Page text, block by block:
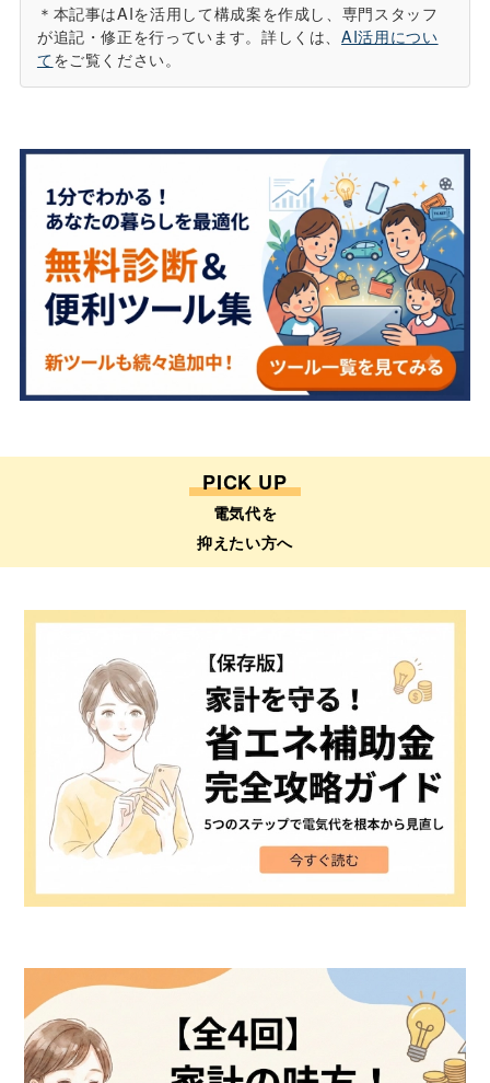
＊本記事はAIを活用して構成案を作成し、専門スタッフ
が追記・修正を行っています。詳しくは、AI活用につい
てをご覧ください。
PICK UP
電気代を
抑えたい方へ